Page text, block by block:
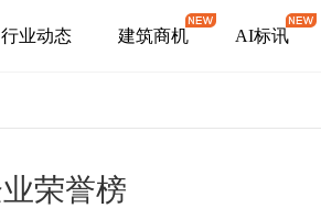
行业动态 建筑商机 AI标讯
荣誉榜